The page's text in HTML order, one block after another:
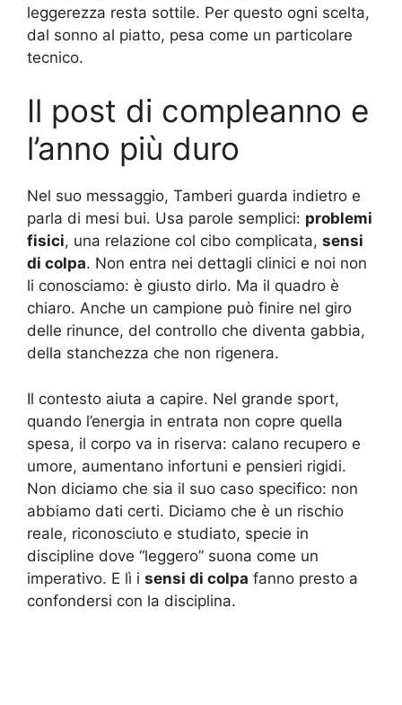
leggerezza resta sottile. Per questo ogni scelta,
dal sonno al piatto, pesa come un particolare
tecnico.
Il post di compleanno e
l’anno più duro
Nel suo messaggio, Tamberi guarda indietro e
parla di mesi bui. Usa parole semplici: problemi
fisici, una relazione col cibo complicata, sensi
di colpa. Non entra nei dettagli clinici e noi non
li conosciamo: è giusto dirlo. Ma il quadro è
chiaro. Anche un campione può finire nel giro
delle rinunce, del controllo che diventa gabbia,
della stanchezza che non rigenera.
Il contesto aiuta a capire. Nel grande sport,
quando l’energia in entrata non copre quella
spesa, il corpo va in riserva: calano recupero e
umore, aumentano infortuni e pensieri rigidi.
Non diciamo che sia il suo caso specifico: non
abbiamo dati certi. Diciamo che è un rischio
reale, riconosciuto e studiato, specie in
discipline dove “leggero” suona come un
imperativo. E lì i sensi di colpa fanno presto a
confondersi con la disciplina.